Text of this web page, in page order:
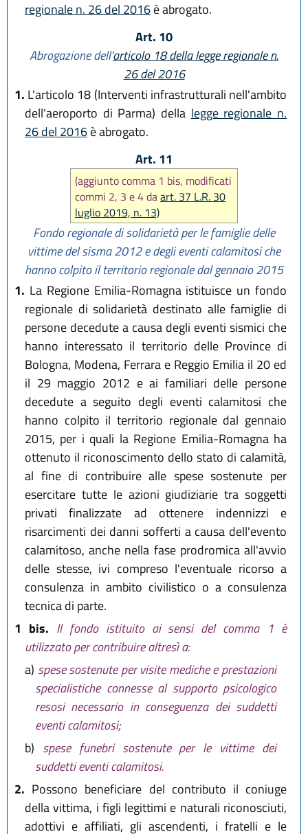
regionale n. 26 del 2016è abrogato.
Art. 10
Abrogazione dell'articolo 18 della legge regionale n.
26 del 2016
1. L'articolo 18 (Interventi infrastrutturali nell'ambito
dell'aeroporto di Parma) della legge regionale n.
26 del 2016è abrogato.
Art. 11
(aggiunto comma 1 bis, modificati
commi 2, 3 e 4 daart. 37 L.R. 30
luglio 2019, n. 13)
Fondo regionale di solidarietà per le famiglie delle
vittime del sisma 2012 e degli eventi calamitosi che
hanno colpito il territorio regionale dal gennaio 2015
1. La Regione Emilia-Romagna istituisce un fondo
regionale di solidarietà destinato alle famiglie di
persone decedute a causa degli eventi sismici che
hanno interessato il territorio delle Province di
Bologna, Modena, Ferrara e Reggio Emilia il 20 ed
il 29 maggio 2012 e ai familiari delle persone
decedute a seguito degli eventi calamitosi che
hanno colpito il territorio regionale dal gennaio
2015, per i quali la Regione Emilia-Romagna ha
ottenuto il riconoscimento dello stato di calamità,
al fine di contribuire alle spese sostenute per
esercitare tutte le azioni giudiziarie tra soggetti
privati finalizzate ad ottenere indennizzi e
risarcimenti dei danni sofferti a causa dell'evento
calamitoso, anche nella fase prodromica all'avvio
delle stesse, ivi compreso l'eventuale ricorso a
consulenza in ambito civilistico o a consulenza
tecnica di parte.
1 bis. Il fondo istituito ai sensi del comma 1 è
utilizzato per contribuire altresì a:
a) spese sostenute per visite mediche e prestazioni
specialistiche connesse al supporto psicologico
resosi necessario in conseguenza dei suddetti
eventi calamitosi;
b) spese funebri sostenute per le vittime dei
suddetti eventi calamitosi.
2. Possono beneficiare del contributo il coniuge
della vittima, i figli legittimi e naturali riconosciuti,
adottivi e affiliati, gli ascendenti, i fratelli e le